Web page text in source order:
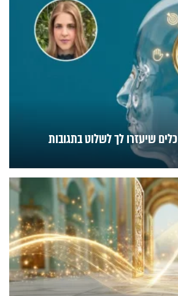
מוח שליט על לב: 4 כלים שיעזרו לך לשלוט בתגובות